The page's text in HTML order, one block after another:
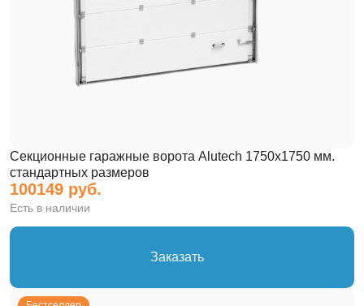
Секционные гаражные ворота Alutech 1750х1750 мм.
стандартных размеров
100149 руб.
Есть в наличии
Заказать